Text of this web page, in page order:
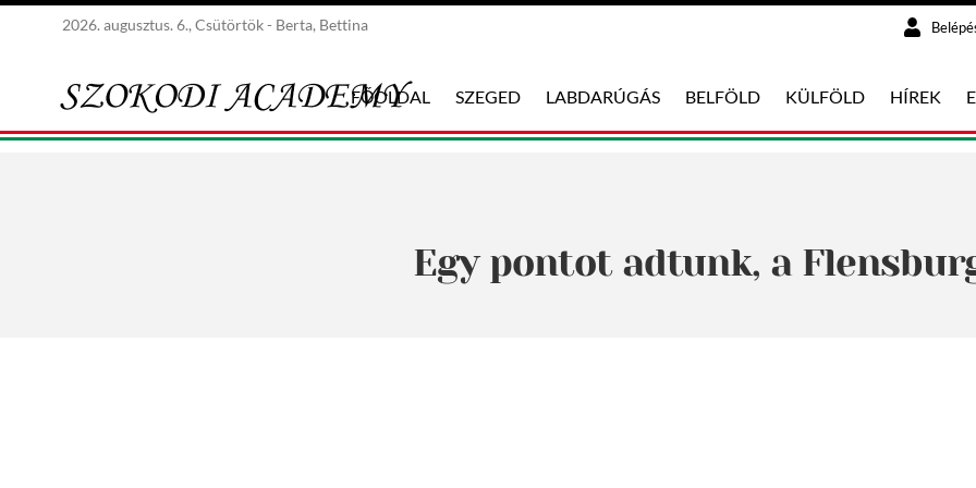
2026. augusztus. 6., Csütörtök - Berta, Bettina
FŐOLDAL SZEGED LABDARÚGÁS BELFÖLD KÜLFÖLD HÍREK
Egy pontot adtunk, a